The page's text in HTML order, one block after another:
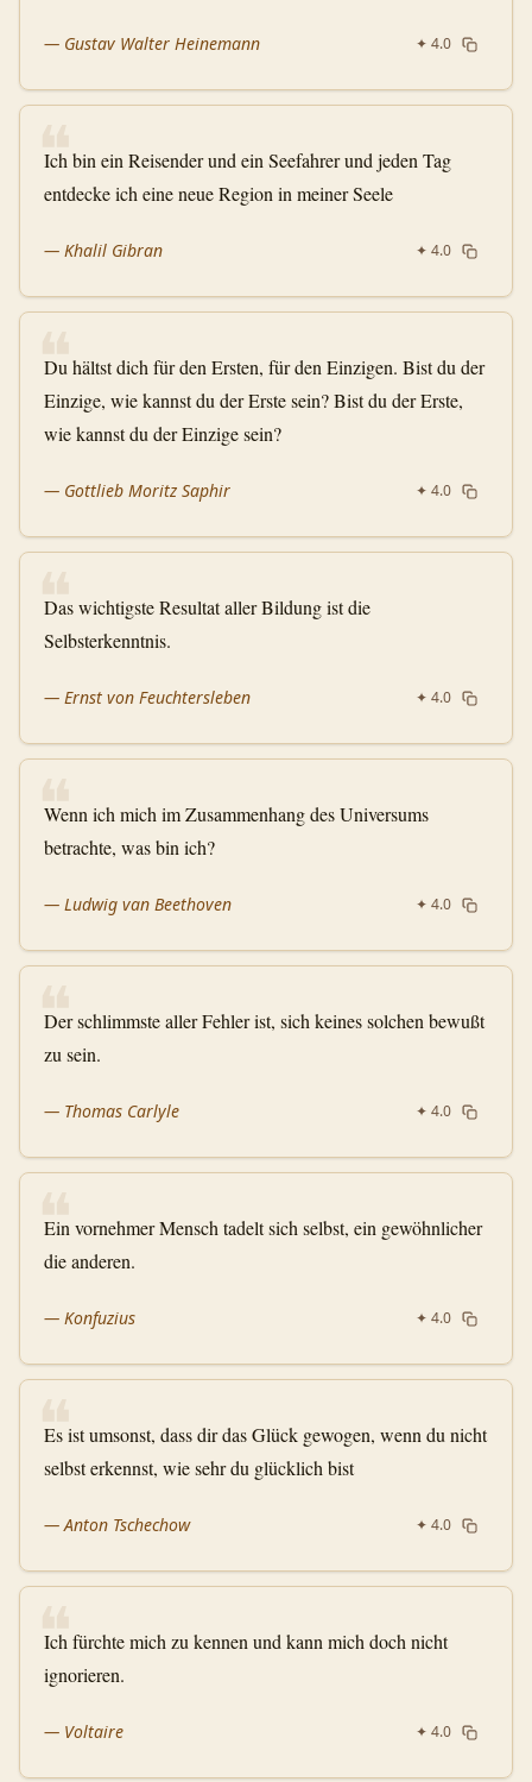
— Gustav Walter Heinemann ✦ 4.0
❝
Ich bin ein Reisender und ein Seefahrer und jeden Tag
entdecke ich eine neue Region in meiner Seele
— Khalil Gibran ✦ 4.0
❝
Du hältst dich für den Ersten, für den Einzigen. Bist du der
Einzige, wie kannst du der Erste sein? Bist du der Erste,
wie kannst du der Einzige sein?
— Gottlieb Moritz Saphir ✦ 4.0
❝
Das wichtigste Resultat aller Bildung ist die
Selbsterkenntnis.
— Ernst von Feuchtersleben ✦ 4.0
❝
Wenn ich mich im Zusammenhang des Universums
betrachte, was bin ich?
— Ludwig van Beethoven ✦ 4.0
❝
Der schlimmste aller Fehler ist, sich keines solchen bewußt
zu sein.
— Thomas Carlyle ✦ 4.0
❝
Ein vornehmer Mensch tadelt sich selbst, ein gewöhnlicher
die anderen.
— Konfuzius ✦ 4.0
❝
Es ist umsonst, dass dir das Glück gewogen, wenn du nicht
selbst erkennst, wie sehr du glücklich bist
—Anton Tschechow ✦ 4.0
❝
Ich fürchte mich zu kennen und kann mich doch nicht
ignorieren.
— Voltaire ✦ 4.0